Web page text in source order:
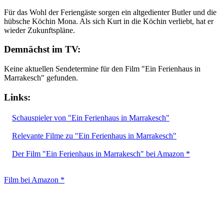
Für das Wohl der Feriengäste sorgen ein altgedienter Butler und die
hübsche Köchin Mona. Als sich Kurt in die Köchin verliebt, hat er
wieder Zukunftspläne.
Demnächst im TV:
Keine aktuellen Sendetermine für den Film "Ein Ferienhaus in
Marrakesch" gefunden.
Links:
Schauspieler von "Ein Ferienhaus in Marrakesch"
Relevante Filme zu "Ein Ferienhaus in Marrakesch"
Der Film "Ein Ferienhaus in Marrakesch" bei Amazon *
Film bei Amazon *